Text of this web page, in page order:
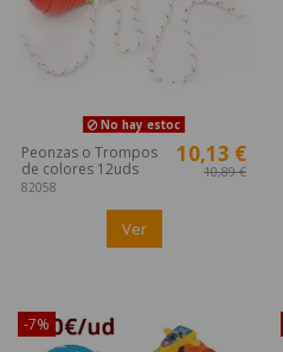
No hay estoc
Peonzas o Trompos
de colores 12uds
82058
10,13 €
10,89 €
Ver
-7%